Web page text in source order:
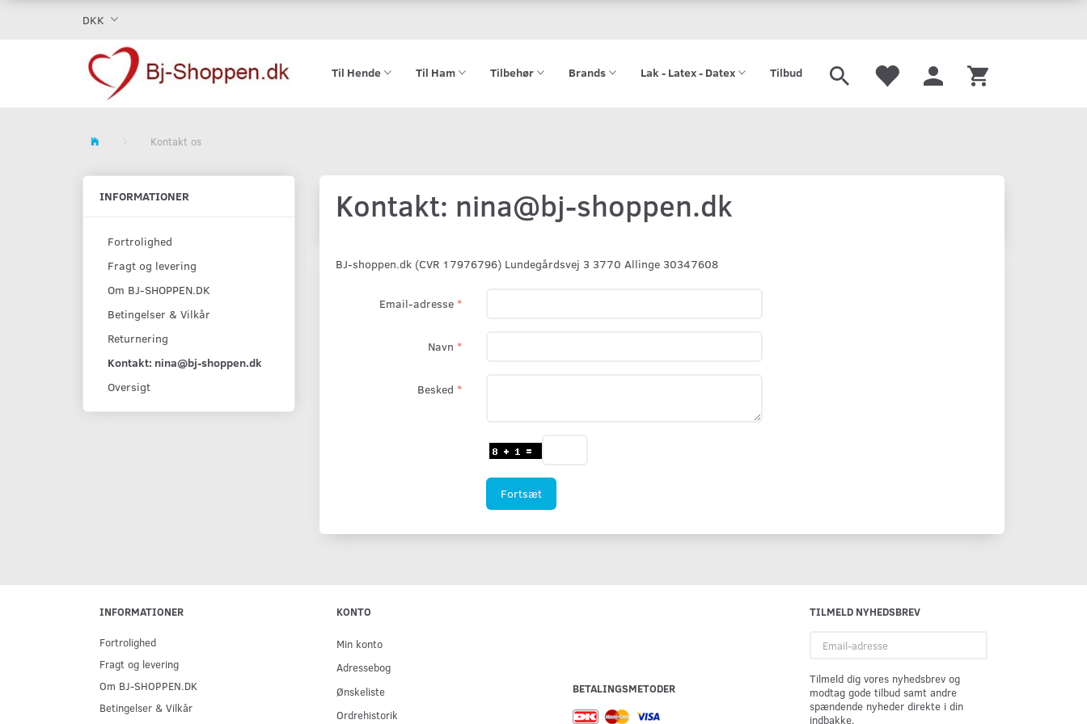
DKK
Til Hende Til Ham Tilbehør Brands Lak - Latex - Datex Tilbud
Kontakt os
INFORMATIONER
Fortrolighed
Fragt og levering
Om BJ-SHOPPEN.DK
Betingelser & Vilkår
Returnering
Kontakt: nina@bj-shoppen.dk
Oversigt
Kontakt: nina@bj-shoppen.dk
BJ-shoppen.dk (CVR 17976796) Lundegårdsvej 3 3770 Allinge 30347608
Email-adresse
Navn
Besked
Fortsæt
INFORMATIONER
Fortrolighed
Fragt og levering
Om BJ-SHOPPEN.DK
Betingelser & Vilkår
KONTO
Min konto
Adressebog
Ønskeliste
Ordrehistorik
BETALINGSMETODER
TILMELD NYHEDSBREV
adresse
Tilmeld dig vores nyhedsbrev og
modtag gode tilbud samt andre
spændende nyheder direkte i din
indbakke.